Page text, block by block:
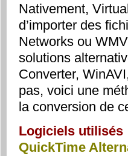
Nativement,
d’importer des
Networks ou
solutions
Converter,
pas, voici une
la conversion de
Logiciels utilisés
QuickTime